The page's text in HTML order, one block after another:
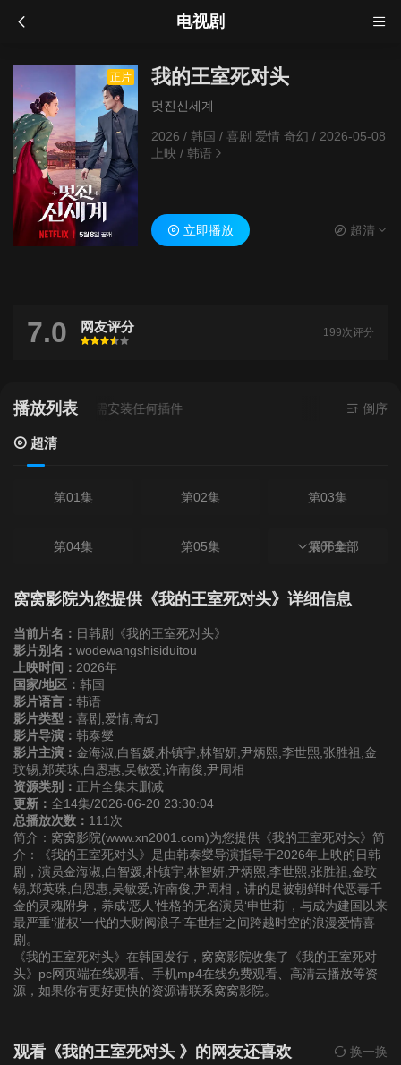
电视剧
正片 我的王室死对头
멋진신세계
2026 / 韩国 / 喜剧 爱情 奇幻/ 2026-05-08
上映 / 韩语
立即播放 超清
7.0 网友评分
很差
较差还行推荐力荐
199次评分
播放列表
来源超清 - 无需安装任何插件 倒序
超清
第01集 第02集 第03集
第04集 第05集 第06集
第07集 第08集 第09集
第10集 第11集
第13集
展开全部
窝窝影院为您提供《我的王室死对头》详细信息
当前片名： 日韩剧《我的王室死对头》
影片别名： wodewangshisiduitou
上映时间： 2026年
国家/地区： 韩国
影片语言： 韩语
影片类型： 喜剧,爱情,奇幻
影片导演： 韩泰燮
影片主演： 金海淑,白智媛,朴镇宇,林智妍,尹炳熙,李世熙,张胜祖,金
玟锡,郑英珠,白恩惠,吴敏爱,许南俊,尹周相
资源类别： 正片全集未删减
更新： 全14集/2026-06-20 23:30:04
总播放次数： 111次
简介：窝窝影院(www.xn2001.com)为您提供《我的王室死对头》简
介：《我的王室死对头》是由韩泰燮导演指导于2026年上映的日韩
剧，演员金海淑,白智媛,朴镇宇,林智妍,尹炳熙,李世熙,张胜祖,金玟
锡,郑英珠,白恩惠,吴敏爱,许南俊,尹周相，讲的是被朝鲜时代恶毒千
金的灵魂附身，养成‘恶人’性格的无名演员‘申世莉’，与成为建国以来
最严重‘滥权’一代的大财阀浪子‘车世桂’之间跨越时空的浪漫爱情喜
剧。
《我的王室死对头》在韩国发行，窝窝影院收集了《我的王室死对
头》pc网页端在线观看、手机mp4在线免费观看、高清云播放等资
源，如果你有更好更快的资源请联系窝窝影院。
观看《我的王室死对头 》的网友还喜欢 换一换